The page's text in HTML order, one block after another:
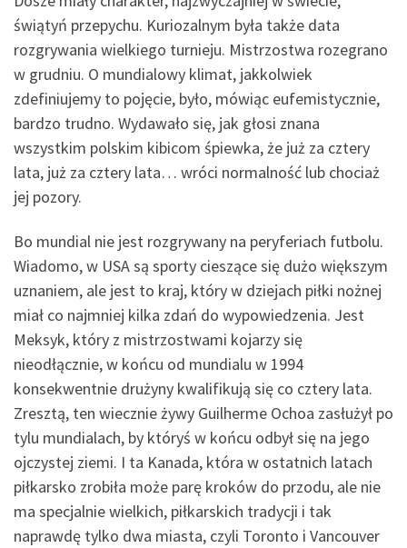
świątyń przepychu. Kuriozalnym była także data
rozgrywania wielkiego turnieju. Mistrzostwa rozegrano
w grudniu. O mundialowy klimat, jakkolwiek
zdefiniujemy to pojęcie, było, mówiąc eufemistycznie,
bardzo trudno. Wydawało się, jak głosi znana
wszystkim polskim kibicom śpiewka, że już za cztery
lata, już za cztery lata… wróci normalność lub chociaż
jej pozory.
Bo mundial nie jest rozgrywany na peryferiach futbolu.
Wiadomo, w USA są sporty cieszące się dużo większym
uznaniem, ale jest to kraj, który w dziejach piłki nożnej
miał co najmniej kilka zdań do wypowiedzenia. Jest
Meksyk, który z mistrzostwami kojarzy się
nieodłącznie, w końcu od mundialu w 1994
konsekwentnie drużyny kwalifikują się co cztery lata.
Zresztą, ten wiecznie żywy Guilherme Ochoa zasłużył po
tylu mundialach, by któryś w końcu odbył się na jego
ojczystej ziemi. I ta Kanada, która w ostatnich latach
piłkarsko zrobiła może parę kroków do przodu, ale nie
ma specjalnie wielkich, piłkarskich tradycji i tak
naprawdę tylko dwa miasta, czyli Toronto i Vancouver